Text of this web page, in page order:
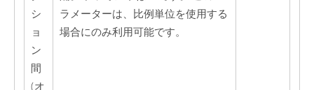
シ
ョ
ン
間
(オ
ラメーターは、比例単位を使用する
場合にのみ利用可能です。